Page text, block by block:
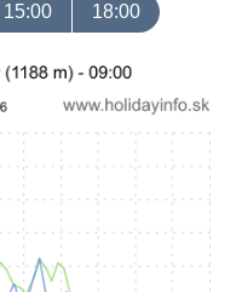
15:00 18:00